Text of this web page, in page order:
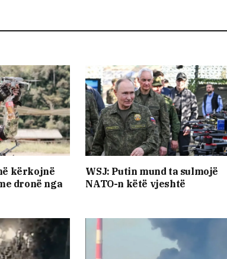
kërkojnë
dronë nga
WSJ: Putin mund ta sulmojë
NATO-n këtë vjeshtë